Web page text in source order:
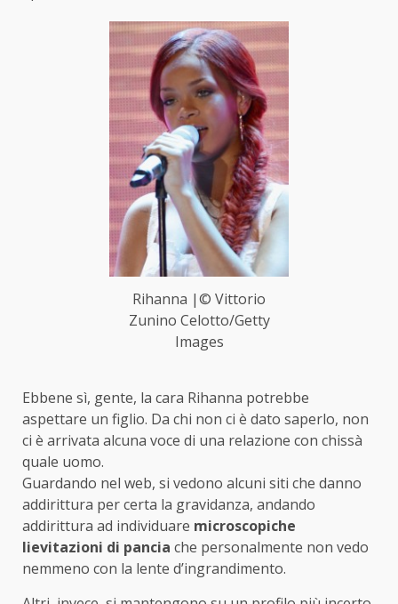
Rihanna |© Vittorio
Zunino Celotto/Getty
Images
Ebbene sì, gente, la cara Rihanna potrebbe
aspettare un figlio. Da chi non ci è dato saperlo, non
ci è arrivata alcuna voce di una relazione con chissà
quale uomo.
Guardando nel web, si vedono alcuni siti che danno
addirittura per certa la gravidanza, andando
addirittura ad individuare microscopiche
lievitazioni di pancia che personalmente non vedo
nemmeno con la lente d’ingrandimento.